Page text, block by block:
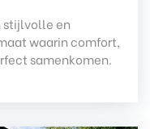
stijlvolle en
waarin comfort,
samenkomen.